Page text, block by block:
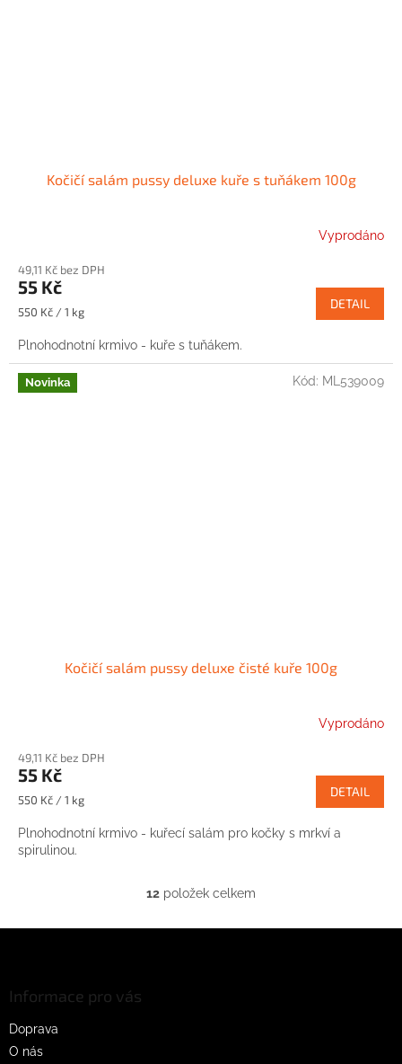
Kočičí salám pussy deluxe kuře s tuňákem 100g
Vyprodáno
49,11 Kč bez DPH
55 Kč
Měrná
550 Kč / 1 kg
DETAIL
Plnohodnotní krmivo - kuře s tuňákem.
Novinka
Kočičí salám pussy deluxe čisté kuře 100g
Vyprodáno
49,11 Kč bez DPH
55 Kč
Měrná
550 Kč / 1 kg
DETAIL
Plnohodnotní krmivo - kuřecí salám pro kočky s mrkví a
spirulinou.
Kód: ML539009
O
l
12 položek celkem
Informace pro vás
Doprava
O nás